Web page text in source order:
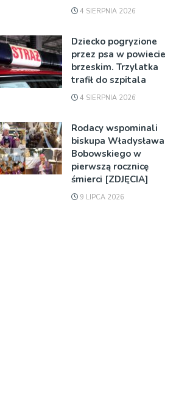
4 SIERPNIA 2026
Dziecko pogryzione
przez psa w powiecie
brzeskim. Trzylatka
trafił do szpitala
4 SIERPNIA 2026
Rodacy wspominali
biskupa Władysława
Bobowskiego w
pierwszą rocznicę
śmierci [ZDJĘCIA]
9 LIPCA 2026